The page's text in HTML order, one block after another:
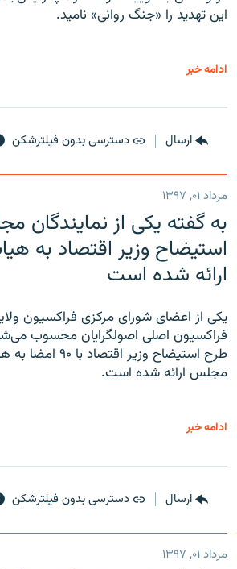
این تهدید را «جنگ روانی» نامید.
ادامه خبر
ارسال دسترسی بدون فیلترشکن
مرداد ۰۱, ۱۳۹۷
به گفته یکی از نمایندگان
استیضاح وزیر اقتصاد به
ارائه شده است
یکی از اعضای شورای مرکزی فراکسیون
فراکسیون اصلی اصولگرایان محسوب
طرح استیضاح وزیر
مجلس ارائه شده است.
ادامه خبر
ارسال دسترسی بدون فیلترشکن
مرداد ۰۱, ۱۳۹۷